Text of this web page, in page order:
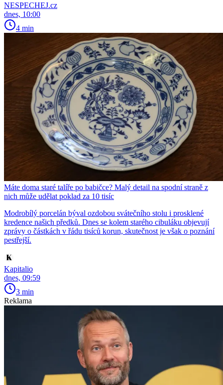
NESPECHEJ.cz
dnes, 10:00
4 min
Máte doma staré talíře po babičce? Malý detail na spodní straně z
nich může udělat poklad za 10 tisíc
Modrobílý porcelán býval ozdobou svátečního stolu i prosklené
kredence našich předků. Dnes se kolem starého cibuláku objevují
zprávy o částkách v řádu tisíců korun, skutečnost je však o poznání
pestřejší.
Kapitalio
dnes, 09:59
3 min
Reklama